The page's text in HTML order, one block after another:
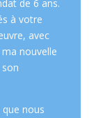
de 6 ans.
à votre
avec
nouvelle
nous